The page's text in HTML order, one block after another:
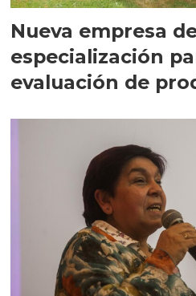
Nueva empresa
especialización
evaluación de